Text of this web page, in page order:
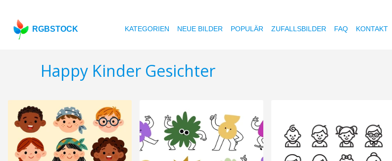
RGBSTOCK KATEGORIEN NEUE BILDER POPULÄR ZUFALLSBILDER FAQ KONTAKT
Happy Kinder Gesichter